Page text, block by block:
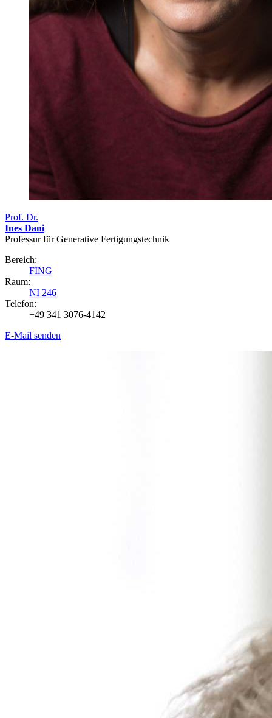
Prof. Dr.
Ines Dani
Professur für Generative Fertigungstechnik
Bereich:
FING
Raum:
NI 246
Telefon:
+49 341 3076-4142
E-Mail senden